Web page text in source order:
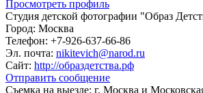
Просмотреть профиль
Студия детской фотографии "Образ
Город: Москва
Телефон: +7-926-637-66-86
Эл. почта: nikitevich@narod.ru
Сайт: http://образдетства.рф
Отправить сообщение
Съемка на выезде: г. Москва и